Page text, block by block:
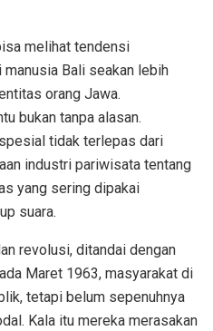
melihat tendensi
Bali seakan lebih
orang Jawa.
bukan tanpa alasan.
tidak terlepas dari
industri pariwisata tentang
yang sering dipakai
suara.
revolusi, ditandai dengan
Maret 1963, masyarakat di
tetapi belum sepenuhnya
Kala itu mereka merasakan